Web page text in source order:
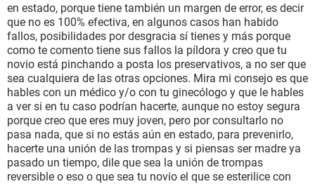
en estado, porque tiene también un margen de error, es decir
que no es 100% efectiva, en algunos casos han habido
fallos, posibilidades por desgracia sí tienes y más porque
como te comento tiene sus fallos la píldora y creo que tu
novio está pinchando a posta los preservativos, a no ser que
sea cualquiera de las otras opciones. Mira mi consejo es que
hables con un médico y/o con tu ginecólogo y que le hables
a ver si en tu caso podrían hacerte, aunque no estoy segura
porque creo que eres muy joven, pero por consultarlo no
pasa nada, que si no estás aún en estado, para prevenirlo,
hacerte una unión de las trompas y si piensas ser madre ya
pasado un tiempo, dile que sea la unión de trompas
reversible o eso o que sea tu novio el que se esterilice con